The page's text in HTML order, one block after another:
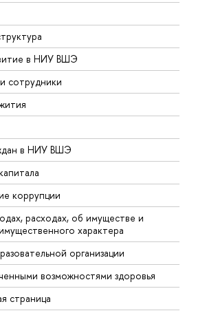
в НИУ ВШЭ
сотрудники
в НИУ ВШЭ
коррупции
расходах, об имуществе и
характера
организации
возможностями здоровья
страница